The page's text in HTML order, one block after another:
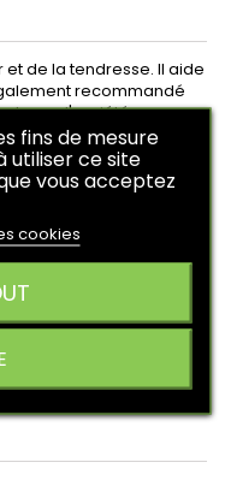
de la tendresse. Il aide
recommandé
pour l'anxiété.
guérison des maladies
ce produit.
au panier
fins de mesure
utiliser ce site
vous acceptez
cookies